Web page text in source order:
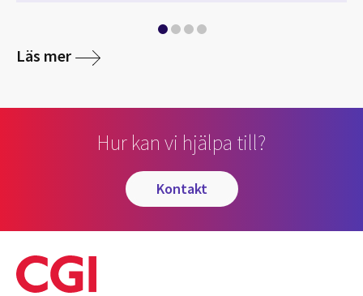
Läs mer
Hur kan vi hjälpa till?
kontakt